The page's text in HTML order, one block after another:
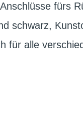
fürs
schwarz,
für alle